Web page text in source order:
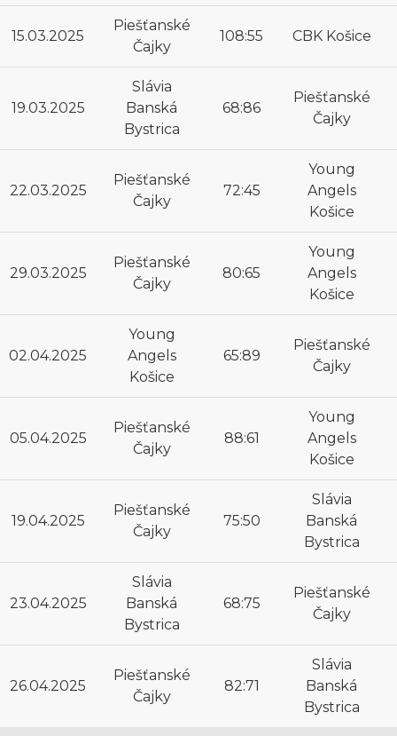
15.03.2025
Piešťanské
Čajky
108:55 CBK Košice
19.03.2025
Slávia
Banská
Bystrica
68:86
Piešťanské
Čajky
22.03.2025
Piešťanské
Čajky
72:45
Young
Angels
Košice
29.03.2025
Piešťanské
Čajky
80:65
Young
Angels
Košice
02.04.2025
Young
Angels
Košice
65:89
Piešťanské
Čajky
05.04.2025
Piešťanské
Čajky
88:61
Young
Angels
Košice
19.04.2025
Piešťanské
Čajky
75:50
Slávia
Banská
Bystrica
23.04.2025
Slávia
Banská
Bystrica
68:75
Piešťanské
Čajky
26.04.2025
Piešťanské
Čajky
82:71
Slávia
Banská
Bystrica